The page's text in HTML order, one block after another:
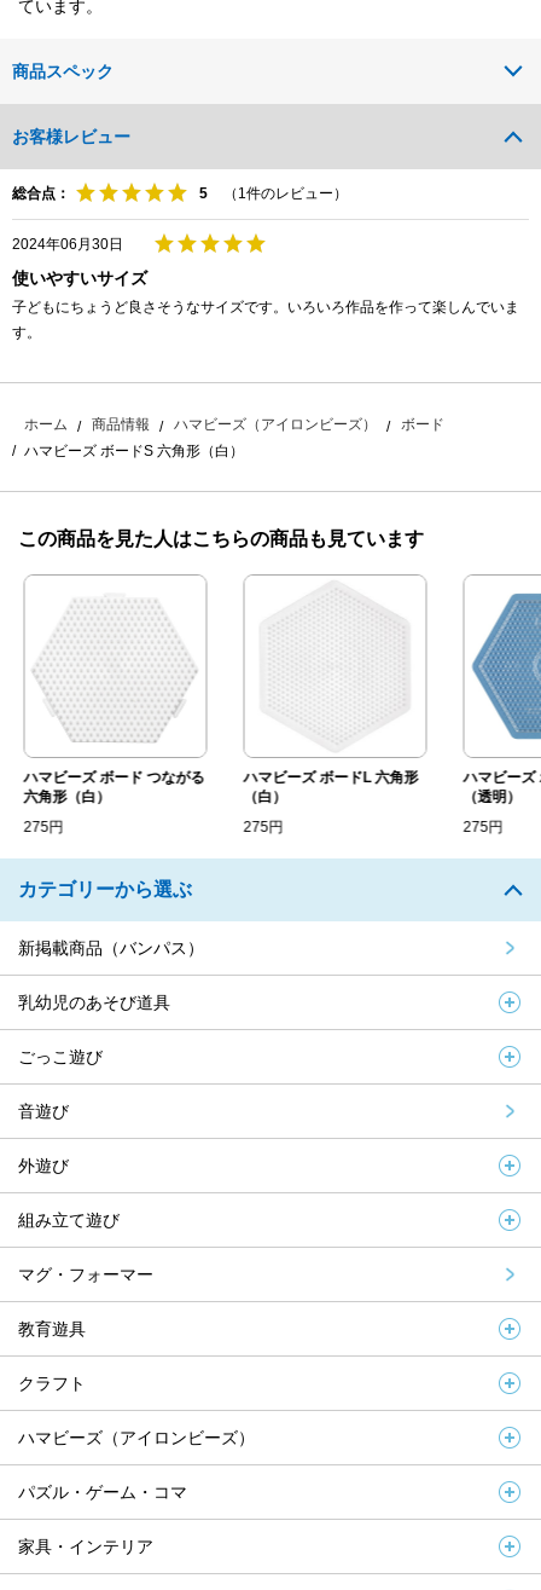
ています。
商品スペック
お客様レビュー
総合点： （ 1件のレビュー）
2024年06月30日
使いやすいサイズ
子どもにちょうど良さそうなサイズです。いろいろ作品を作って楽しんでいま
す。
ホーム 商品情報 ハマビーズ（アイロンビーズ）
ボード
ハマビーズ ボードS 六角形（白）
この商品を見た人はこちらの商品も見ています
ハマビーズ ボード つながる
六角形（白）
275円
ハマビーズ ボードL 六角形
（白）
275円
ハマビーズ
（透明）
275円
カテゴリーから選ぶ
新掲載商品（バンパス）
乳幼児のあそび道具
ごっこ遊び
音遊び
外遊び
組み立て遊び
マグ・フォーマー
教育遊具
クラフト
ハマビーズ（アイロンビーズ）
パズル・ゲーム・コマ
家具・インテリア